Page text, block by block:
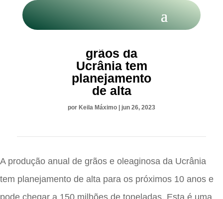
grãos da
Ucrânia tem
planejamento
de alta
por Keila Máximo | jun 26, 2023
A produção anual de grãos e oleaginosa da Ucrânia
tem planejamento de alta para os próximos 10 anos e
pode chegar a 150 milhões de toneladas. Esta é uma